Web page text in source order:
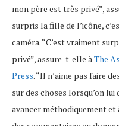
mon père est très privé”,
surpris la fille de l’icône,
caméra. “C’est vraiment
privé”, assure-t-elle àThe
Press. “Il n’aime pas faire
sur des choses lorsqu’on lui
avancer méthodiquement et